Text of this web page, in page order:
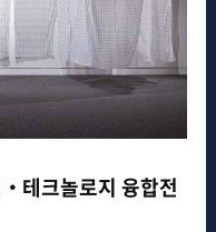
테크놀로지 융합전